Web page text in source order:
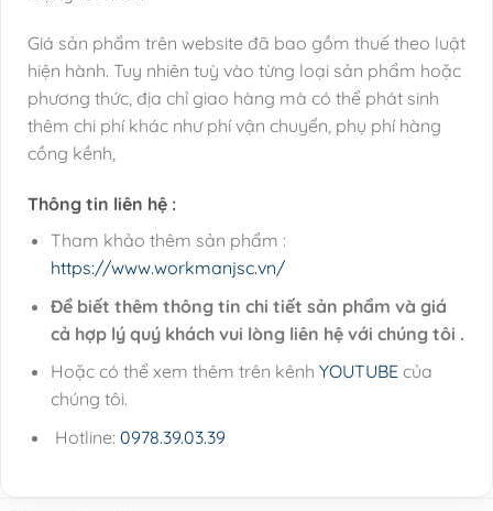
Giá sản phẩm trên website đã bao gồm thuế theo luật
hiện hành. Tuy nhiên tuỳ vào từng loại sản phẩm hoặc
phương thức, địa chỉ giao hàng mà có thể phát sinh
thêm chi phí khác như phí vận chuyển, phụ phí hàng
cồng kềnh,
Thông tin liên hệ :
Tham khảo thêm sản phẩm :
https://www.workmanjsc.vn/
Để biết thêm thông tin chi tiết sản phẩm và giá
cả hợp lý quý khách vui lòng liên hệ với chúng tôi .
Hoặc có thể xem thêm trên kênh YOUTUBEcủa
chúng tôi.
Hotline: 0978.39.03.39